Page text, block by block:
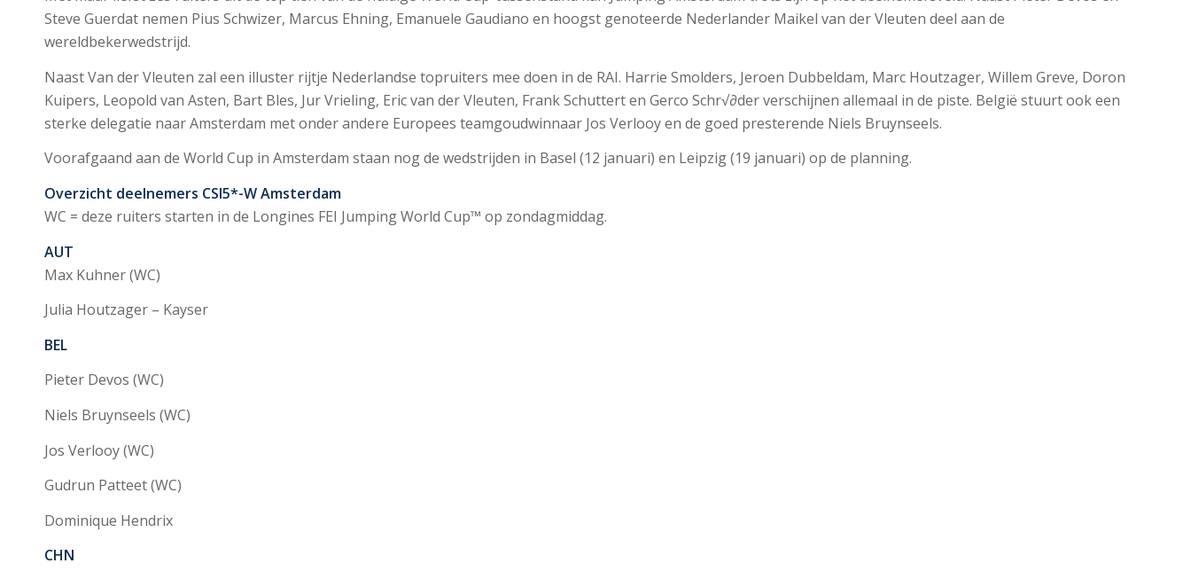
Steve Guerdat nemen Pius Schwizer, Marcus Ehning, Emanuele Gaudiano en hoogst genoteerde Nederlander Maikel van der Vleuten deel aan de
wereldbekerwedstrijd.
Naast Van der Vleuten zal een illuster rijtje Nederlandse topruiters mee doen in de RAI. Harrie Smolders, Jeroen Dubbeldam, Marc Houtzager, Willem Greve, Doron
Kuipers, Leopold van Asten, Bart Bles, Jur Vrieling, Eric van der Vleuten, Frank Schuttert en Gerco Schr√∂der verschijnen allemaal in de piste. België stuurt ook een
sterke delegatie naar Amsterdam met onder andere Europees teamgoudwinnaar Jos Verlooy en de goed presterende Niels Bruynseels.
Voorafgaand aan de World Cup in Amsterdam staan nog de wedstrijden in Basel (12 januari) en Leipzig (19 januari) op de planning.
Overzicht deelnemers CSI5*-W Amsterdam
WC = deze ruiters starten in de Longines FEI Jumping World Cup™ op zondagmiddag.
AUT
Max Kuhner (WC)
Julia Houtzager – Kayser
BEL
Pieter Devos (WC)
Niels Bruynseels (WC)
Jos Verlooy (WC)
Gudrun Patteet (WC)
Dominique Hendrix
CHN